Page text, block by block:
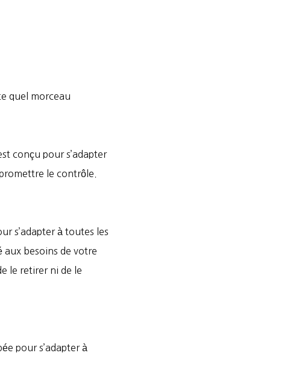
quel morceau
conçu pour s’adapter
le contrôle.
s’adapter à toutes les
aux besoins de votre
le retirer ni de le
pour s’adapter à